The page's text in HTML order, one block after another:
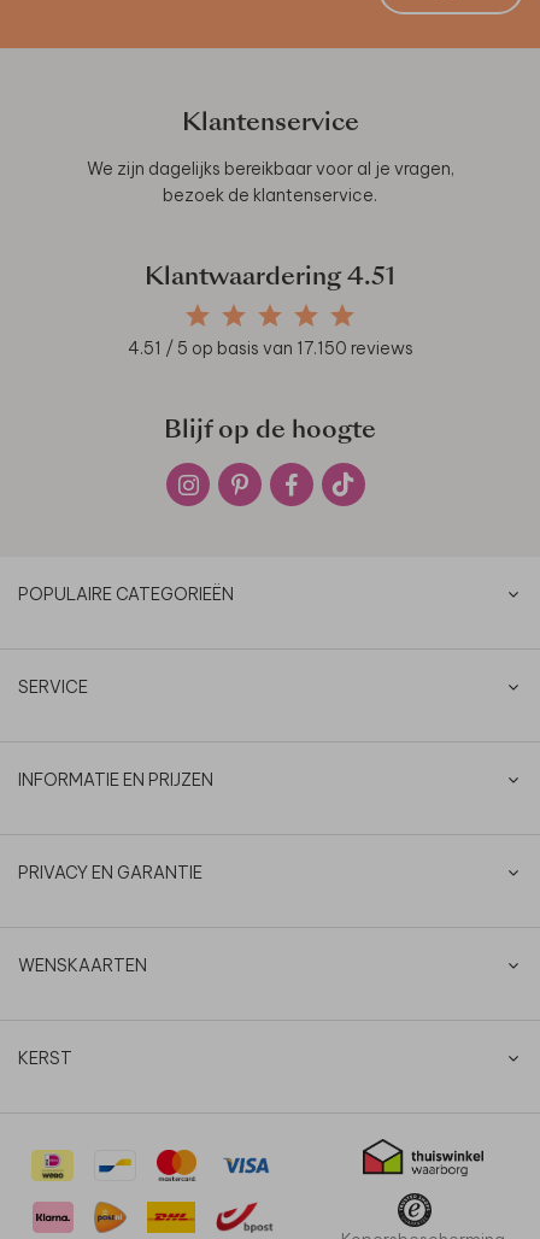
Klantenservice
We zijn dagelijks bereikbaar voor al je vragen,
bezoek de klantenservice.
Klantwaardering 4.51
4.51 / 5 op basis van 17.150 reviews
Blijf op de hoogte
POPULAIRE CATEGORIEËN
SERVICE
INFORMATIE EN PRIJZEN
PRIVACY EN GARANTIE
WENSKAARTEN
KERST